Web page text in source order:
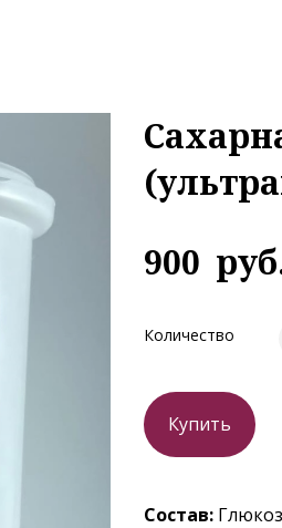
900
Количество
Купить
Состав: